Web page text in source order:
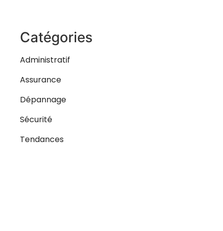
Catégories
Administratif
Assurance
Dépannage
Sécurité
Tendances